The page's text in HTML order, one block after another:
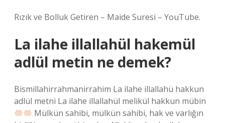
Rızık ve Bolluk Getiren – Maide Suresi – YouTube.
La ilahe illallahül hakemül
adlül metin ne demek?
Bismillahirrahmanirrahim La ilahe illallahü hakkun
adlül metni La ilahe illallahül melikül hakkun mübin
Mülkün sahibi, mülkün sahibi, hak ve varlığın